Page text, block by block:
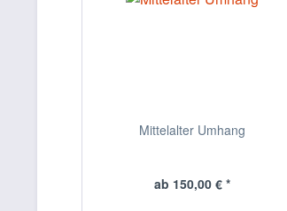
Mittelalter Umhang
ab 150,00 € *